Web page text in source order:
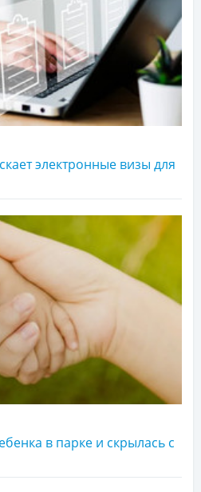
электронные визы для
в парке и скрылась с